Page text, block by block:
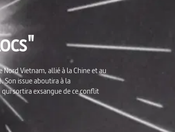
Vietnam, allié à la Chine et au
Son issue aboutira à la
sortira exsangue de ce conflit